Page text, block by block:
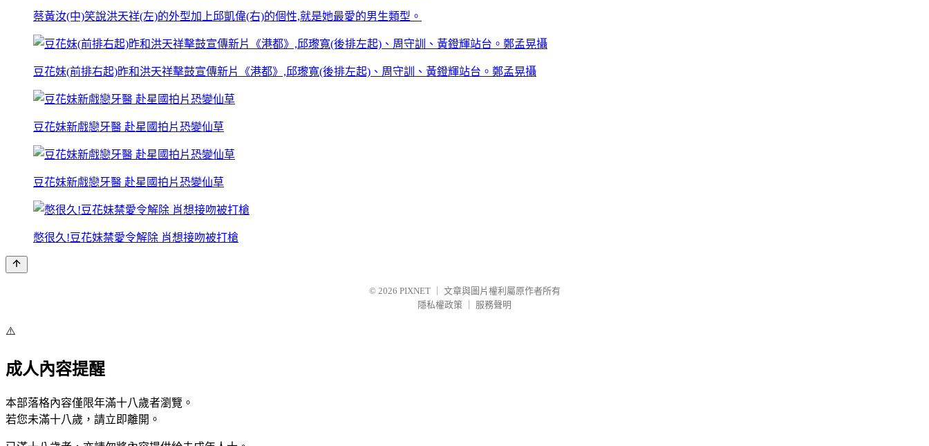
蔡黃汝(中)笑說洪天祥(左)的外型加上邱凱偉(右)的個性,就是她最愛的男生類型。
豆花妹(前排右起)昨和洪天祥擊鼓宣傳新片《港都》,邱瓈寬(後排左起)、周守訓、黃鐙輝站台。鄭孟晃攝
豆花妹新戲戀牙醫 赴星國拍片恐變仙草
豆花妹新戲戀牙醫 赴星國拍片恐變仙草
憋很久!豆花妹禁愛令解除 肖想接吻被打槍
© 2026 PIXNET
文章與圖片權利屬原作者所有
隱私權政策
服務聲明
⚠️
成人內容提醒
本部落格內容僅限年滿十八歲者瀏覽。
若您未滿十八歲，請立即離開。